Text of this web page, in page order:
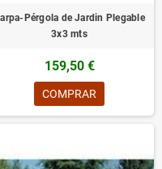
Pérgola de Jardin Plegable
3x3 mts
159,50 €
COMPRAR